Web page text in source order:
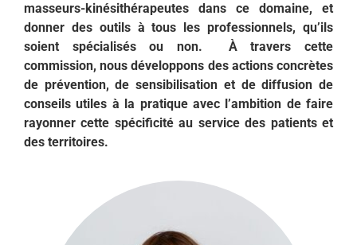
masseurs-kinésithérapeutes dans ce domaine, et
donner des outils à tous les professionnels, qu’ils
soient spécialisés ou non. À travers cette
commission, nous développons des actions concrètes
de prévention, de sensibilisation et de diffusion de
conseils utiles à la pratique avec l’ambition de faire
rayonner cette spécificité au service des patients et
des territoires.